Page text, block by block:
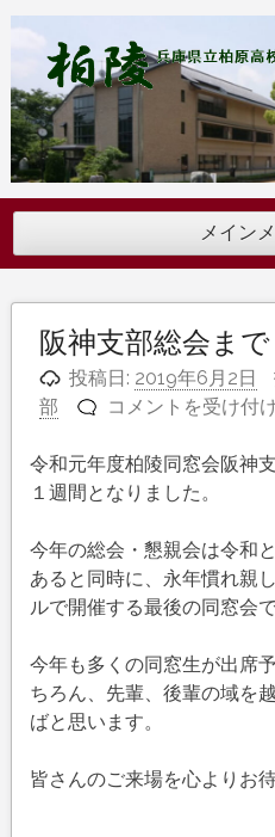
コ
テ
ン
ツ
へ
ス
ッ
メイン
阪神支部総会ま
投稿日: 2019年6月2日
部
阪
支
部
会
ま
で
週
間
は
コメントを受け付
令和元年度柏陵同窓会阪神
１週間となりました。
今年の総会・懇親会は令和
あると同時に、永年慣れ親
ルで開催する最後の同窓会
今年も多くの同窓生が出席
ちろん、先輩、後輩の域を
ばと思います。
皆さんのご来場を心よりお